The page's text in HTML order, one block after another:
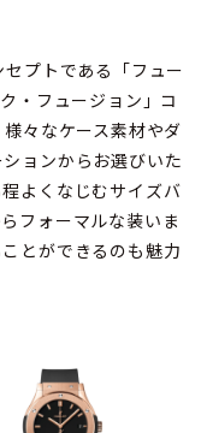
プトである「フュー
・フュージョン」コ
々なケース素材やダ
ョンからお選びいた
よくなじむサイズバ
フォーマルな装いま
とができるのも魅力